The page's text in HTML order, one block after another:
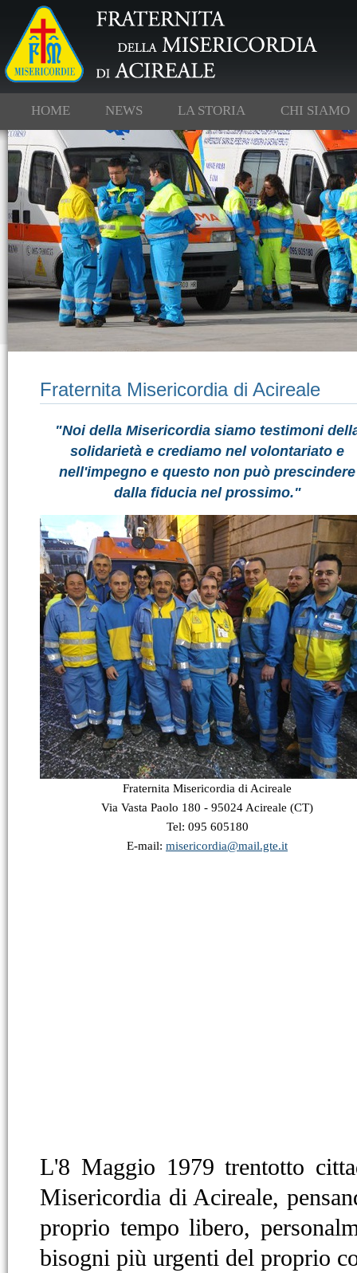
HOME NEWS LA STORIA CHI SIAMO
Fraternita Misericordia di Acireale
"Noi della Misericordia siamo testimoni
solidarietà e crediamo nel volontariato e
nell'impegno e questo non può prescindere
dalla fiducia nel prossimo."
Fraternita Misericordia di Acireale
Via Vasta Paolo 180 - 95024 Acireale (CT)
Tel: 095 605180
E-mail: misericordia@mail.gte.it
L'8 Maggio 1979 trentotto
Misericordia di Acireale,
proprio tempo libero,
bisogni più urgenti del proprio